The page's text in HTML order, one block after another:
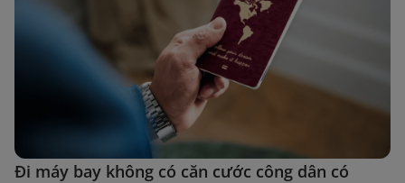
Đi máy bay không có căn cước công dân có